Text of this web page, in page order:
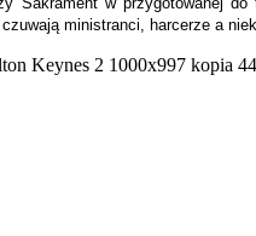
ministranci, harcerze a